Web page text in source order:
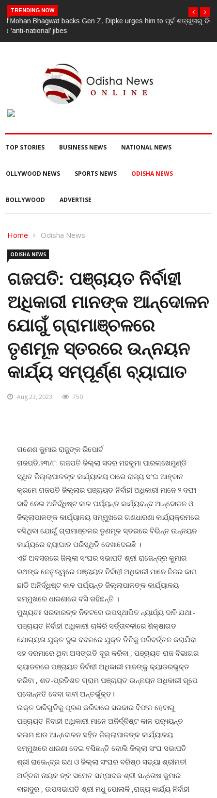
TRENDING NOW
ପୂର୍ବ ଶତ୍ରୁତାରୁ ବିଜେପି ନେତାଙ୍କ ହତ୍ୟା, ୩ ଅଭିଯୁକ୍ତଙ୍କୁ ବାନ୍ଧିଲା ପୋଲିସ
ଗଜପତି: ପଞ୍ଚାୟତ ନିର୍ବାହୀ
ଅଧିକାରୀ ମାନଙ୍କ ଆନ୍ଦୋଳନ
ଯୋଗୁଁ ଗ୍ରାମାଞ୍ଚଳରେ
ତୃଣମୂଳ ସ୍ତରରେ ଉନ୍ନୟନ
କାର୍ଯ୍ୟ ସମ୍ପୂର୍ଣ୍ଣ ବ୍ୟାଘାତ
ଗଜପତି,୨୩/୮: ଗଜପତି ଜିଲ୍ଲା ସଦର ମହକୁମା ପାରଳାଖେମୁଣ୍ଡି
ସ୍ଥିତ ଜିଲ୍ଲାପାଳଙ୍କ କାର୍ଯ୍ୟାଳୟ ଠାରେ ରାଜ୍ୟ ସଂଘ ଆହ୍ବାନ
କ୍ରମେ ଗଜପତି ଜିଲ୍ଲାର ପଞ୍ଚାୟତ ନିର୍ବାହୀ ଅଧିକାରୀ ମାନେ ୨ ଦଫା
ଦାବି ନେଇ ଅନିର୍ଦ୍ଧିଷ୍ଟ କାଳ ପର୍ଯ୍ୟନ୍ତ କାର୍ଯ୍ୟବନ୍ଦ ଆନ୍ଦୋଳନ ଓ
ଜିଲ୍ଲାପାଳଙ୍କ କାର୍ଯ୍ୟାଳୟ ସମ୍ମୁଖରେ ଗଣଧାରଣା କାର୍ଯ୍ୟକ୍ରମରେ
ବସିଥିବା ଯୋଗୁଁ ଗ୍ରାମାଞ୍ଚଳର ତୃଣମୂଳ ସ୍ତରରେ ବିଭିନ୍ନ ଉନ୍ନୟନ
କାର୍ଯ୍ୟରେ ବ୍ୟାଘାତ ପରିସ୍ଥିତି ଦେଖାଦେଇଛି ।
ଏହି ଅବସରରେ ଜିଲ୍ଲା ସଂଘର ସଭାପତି ଶ୍ରୀ ରାଜେନ୍ଦ୍ର କୁମାର
ରଥଙ୍କ ନେତୃତ୍ୱରେ ପଞ୍ଚାୟତ ନିର୍ବାହୀ ଅଧିକାରୀ ମାନେ ନିଜର କାମ
ଛାଡି ଅନିର୍ଦ୍ଧିଷ୍ଟ କାଳ ପର୍ଯ୍ୟନ୍ତ ଜିଲ୍ଲାପାଳଙ୍କ କାର୍ଯ୍ୟାଳୟ
ସମ୍ମୁଖରେ ଧାରଣାରେ ବସି ରହିଛନ୍ତି ।
ମୁଖ୍ୟତଃ ସରକାରଙ୍କ ନିକଟରେ ଉପସ୍ଥାପିତ ନ୍ୟାର୍ଯ୍ୟ ଦାବି ଯଥା:-
ପଞ୍ଚାୟତ ନିର୍ବାହୀ ଅଧିକାରୀ ଚାକିରି ସର୍ତ୍ତାବଳୀରେ ଶିକ୍ଷାଗତ
ଯୋଗ୍ୟତା ଯୁକ୍ତ ଦୁଇ ବଦଳରେ ଯୁକ୍ତ ତିନିକୁ ପରିବର୍ତ୍ତନ କରାଯିବା
ସହ ଦରମାରେ ଥିବା ଅସଙ୍ଗତି ଦୂର କରିବା , ପଞ୍ଚାୟତ ରାଜ ବିଭାଗର
କ୍ୟାଡରରେ ପଞ୍ଚାୟତ ନିର୍ବାହୀ ଅଧିକାରୀ ମାନଙ୍କୁ କ୍ୟାଡରଭୁକ୍ତ
କରିବା , ଶତ-ପ୍ରତିଶତ ଗ୍ରାମ ପଞ୍ଚାୟତ ଉନ୍ନୟନ ଅଧିକାରୀ ରୂପେ
ପଦୋନ୍ନତି ଦେବା ଦାବୀ ଅନ୍ତର୍ଭୁକ୍ତ।
ଉକ୍ତ ଦାବିଗୁଡିକୁ ପୂରଣ କରିବାରେ ସରକାର ବିଫଳ ହେବାରୁ
ପଞ୍ଚାୟତ ନିବାହୀ ଅଧିକାରୀ ମାନେ ଅନିର୍ଦ୍ଦିଷ୍ଟ କାଳ ପର‌୍ୟ୍ୟନ୍ତ
କଲମ ଛାଡ ଆନ୍ଦୋଳନ ସହିତ ଜିଲ୍ଲାପାଳଙ୍କ କାର୍ଯ୍ୟାଳୟ
ସମ୍ମୁଖରେ ଧାରଣା ଦେଇ ବସିଛନ୍ତି ବୋଲି ଜିଲ୍ଲା ସଂଘ ସଭାପତି
ଶ୍ରୀ ରାଜେନ୍ଦ୍ର ରଥ ଓ ଜିଲ୍ଲା ସଂଘର ବରିଷ୍ଠ ସଭ୍ୟା ଶ୍ରୀମତୀ
ଅର୍ଚ୍ଚନା ନାୟକ ଙ୍କ ସମେତ ସମ୍ପାଦକ ଶ୍ରୀ ସନ୍ତୋଷ କୁମାର
ବାହାଦୁର , ଉପସଭାପତି ଶ୍ରୀ ମଧୁ ପୋଲାକି ,ରାଜ୍ୟ କାର୍ଯ୍ୟ ନିର୍ବାହୀ
ଶ୍ରୀ ନୃସିଂହ ଚରଣ ମିଶ୍ର , ଶ୍ରୀ ପି: ବାଲକ୍ରିଷ୍ଣା , ଯୁଗ୍ମ ସମ୍ପାଦକ